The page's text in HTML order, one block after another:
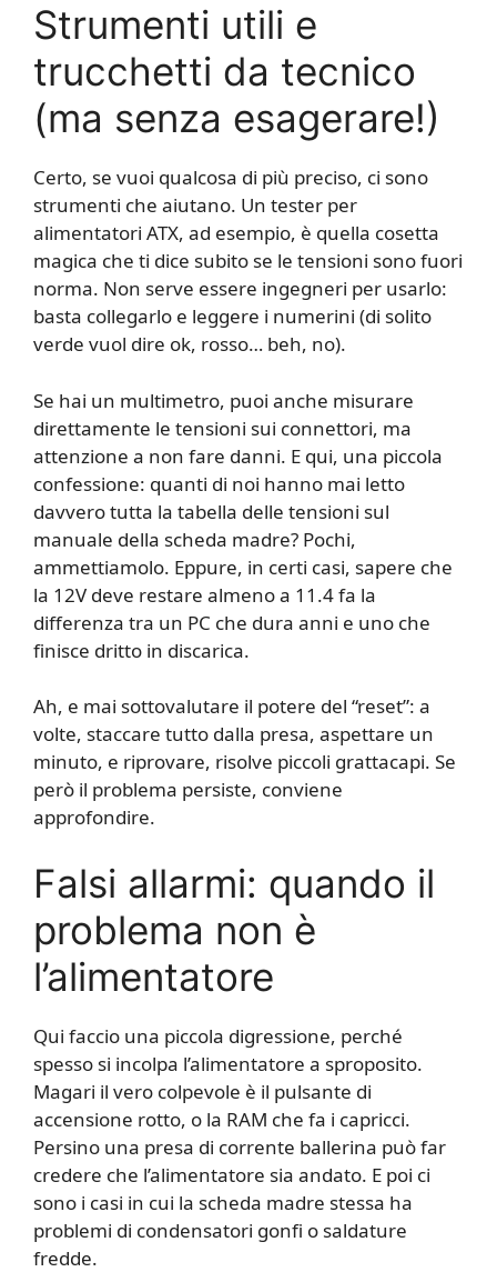
Strumenti utili e
trucchetti da tecnico
(ma senza esagerare!)
Certo, se vuoi qualcosa di più preciso, ci sono
strumenti che aiutano. Un tester per
alimentatori ATX, ad esempio, è quella cosetta
magica che ti dice subito se le tensioni sono fuori
norma. Non serve essere ingegneri per usarlo:
basta collegarlo e leggere i numerini (di solito
verde vuol dire ok, rosso… beh, no).
Se hai un multimetro, puoi anche misurare
direttamente le tensioni sui connettori, ma
attenzione a non fare danni. E qui, una piccola
confessione: quanti di noi hanno mai letto
davvero tutta la tabella delle tensioni sul
manuale della scheda madre? Pochi,
ammettiamolo. Eppure, in certi casi, sapere che
la 12V deve restare almeno a 11.4 fa la
differenza tra un PC che dura anni e uno che
finisce dritto in discarica.
Ah, e mai sottovalutare il potere del “reset”: a
volte, staccare tutto dalla presa, aspettare un
minuto, e riprovare, risolve piccoli grattacapi. Se
però il problema persiste, conviene
approfondire.
Falsi allarmi: quando il
problema non è
l’alimentatore
Qui faccio una piccola digressione, perché
spesso si incolpa l’alimentatore a sproposito.
Magari il vero colpevole è il pulsante di
accensione rotto, o la RAM che fa i capricci.
Persino una presa di corrente ballerina può far
credere che l’alimentatore sia andato. E poi ci
sono i casi in cui la scheda madre stessa ha
problemi di condensatori gonfi o saldature
fredde.